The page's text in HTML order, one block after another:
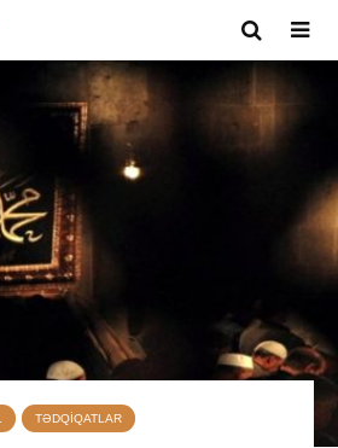
TƏDQIQATLAR